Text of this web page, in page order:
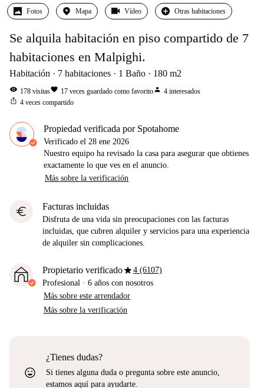
Fotos Mapa Vídeo Otras habitaciones
Se alquila habitación en piso compartido de 7
habitaciones en Malpighi.
Habitación 7 habitaciones 1 Baño 180 m2
visibility 178 visitasfavorite 17 veces guardado como favoritoperson 4 interesados
ios_share 4 veces compartido
Propiedad verificada por Spotahome
Verificado el 28 ene 2026
Nuestro equipo ha revisado la casa para asegurar que obtienes
exactamente lo que ves en el anuncio.
Más sobre la verificación
euro Facturas incluidas
Disfruta de una vida sin preocupaciones con las facturas
incluidas, que cubren alquiler y servicios para una experiencia
de alquiler sin complicaciones.
Propietario verificadostar4 (6107)
Profesional · 6 años con nosotros
Más sobre este arrendador
Más sobre la verificación
sentiment_very_satisfied
¿Tienes dudas?
Si tienes alguna duda o pregunta sobre este anuncio,
estamos aquí para ayudarte.